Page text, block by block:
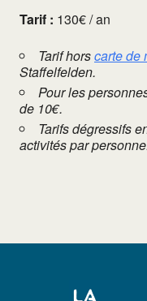
Tarif : 130€ / an
Tarif horscarte de
Staffelfelden.
Pour les
de 10€.
Tarifs dégressifs
activités par